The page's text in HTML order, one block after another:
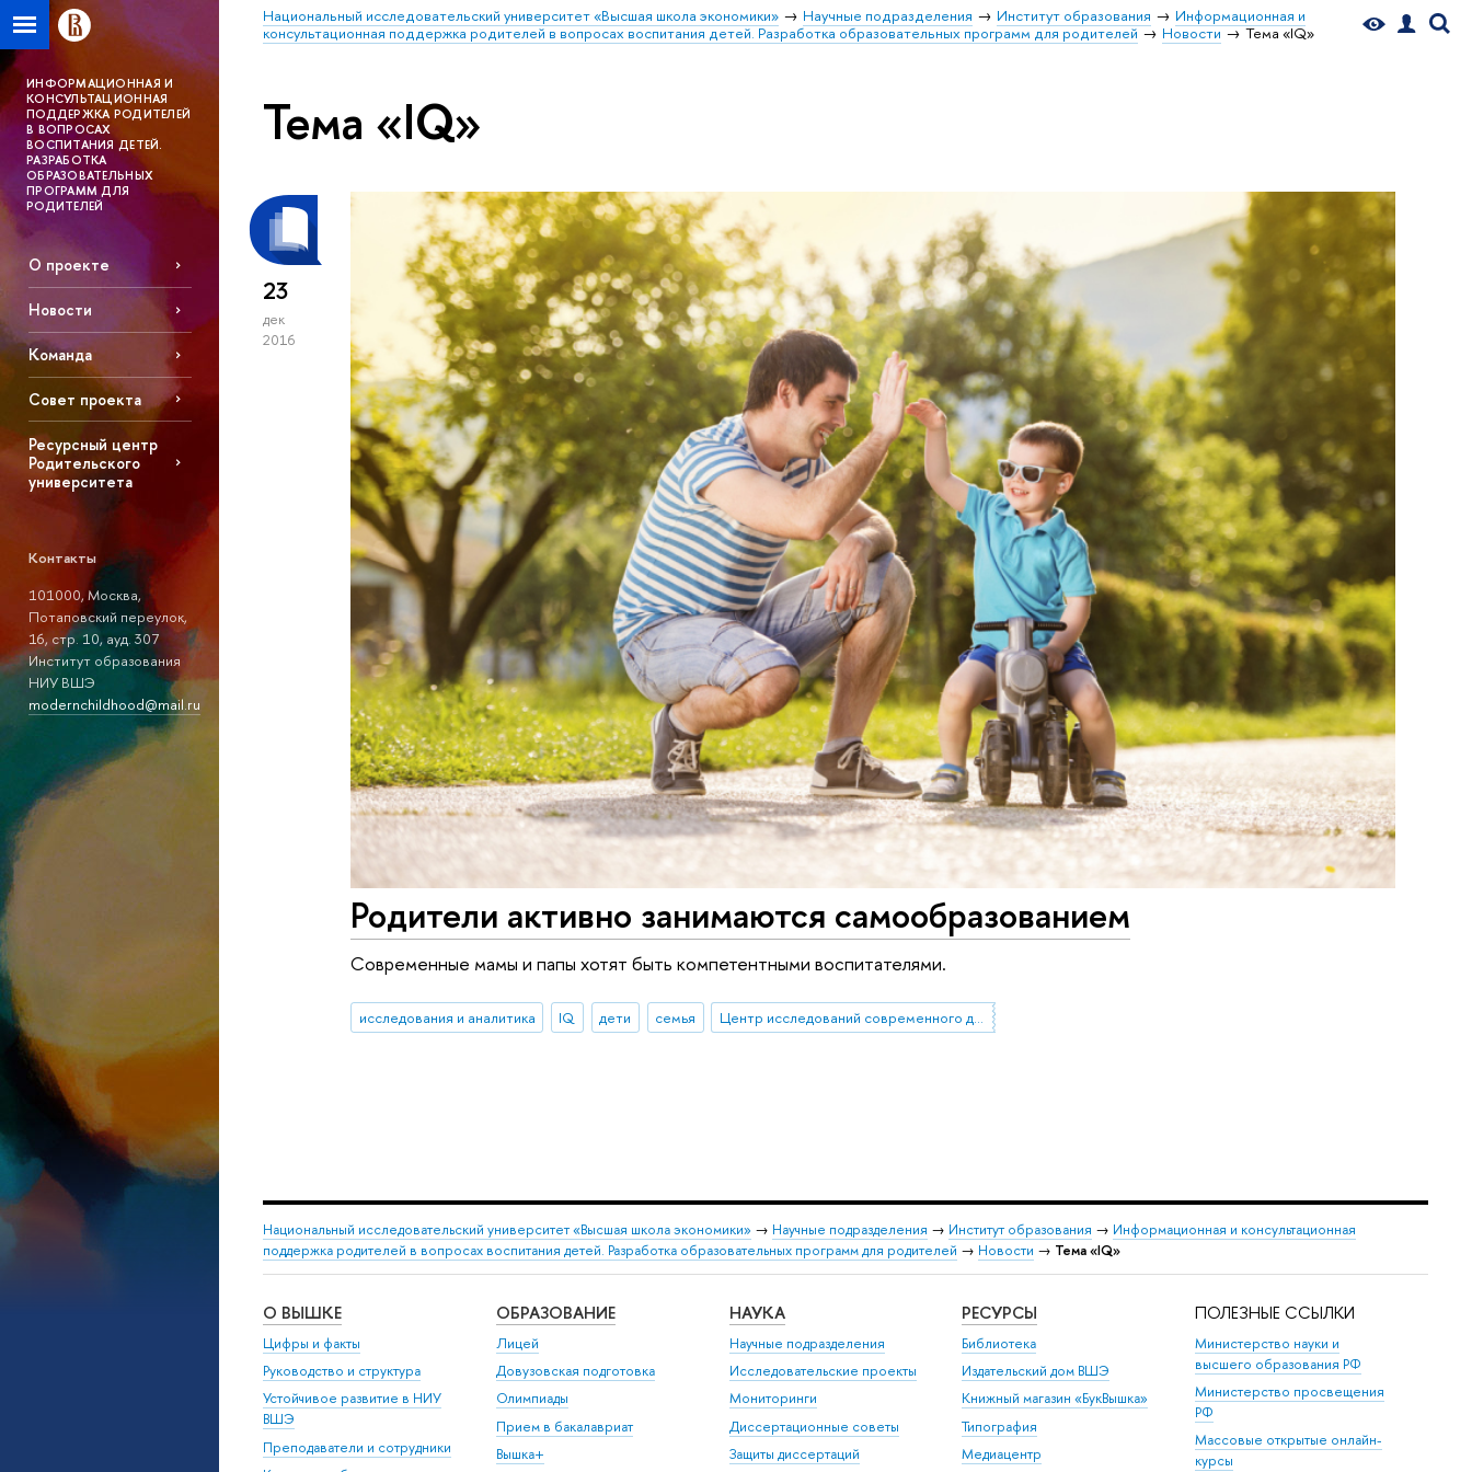
Национальный исследовательский университет «Высшая школа экономики» Научные подразделения Институт образования
Информационная и
консультационная поддержка родителей в вопросах воспитания детей. Разработка образовательных программ для родителей
Новости Тема «IQ»
ИНФОРМАЦИОННАЯ И
КОНСУЛЬТАЦИОННАЯ
ПОДДЕРЖКА РОДИТЕЛЕЙ
В ВОПРОСАХ
ВОСПИТАНИЯ ДЕТЕЙ.
РАЗРАБОТКА
ОБРАЗОВАТЕЛЬНЫХ
ПРОГРАММ ДЛЯ
РОДИТЕЛЕЙ
О проекте
Новости
Команда
Совет проекта
Ресурсный центр
Родительского
университета
Контакты
101000, Москва,
Потаповский переулок,
16, стр. 10, ауд. 307
Институт образования
НИУ ВШЭ
modernchildhood@mail.ru
Тема «IQ»
23
дек
2016
Родители активно занимаются самообразованием
Современные мамы и папы хотят быть компетентными воспитателями.
исследования и аналитика IQ дети семья Центр исследований современного детства
Национальный исследовательский университет «Высшая школа экономики» → Научные подразделения → Институт образования → Информационная и консультационная
поддержка родителей в вопросах воспитания детей. Разработка образовательных программ для родителей → Новости → Тема «IQ»
О ВЫШКЕ
Цифры и факты
Руководство и структура
Устойчивое развитие в НИУ
ВШЭ
Преподаватели и сотрудники
ОБРАЗОВАНИЕ
Лицей
Довузовская подготовка
Олимпиады
Прием в бакалавриат
Вышка+
НАУКА
Научные подразделения
Исследовательские проекты
Мониторинги
Диссертационные советы
Защиты диссертаций
РЕСУРСЫ
Библиотека
Издательский дом ВШЭ
Книжный магазин «БукВышка»
Типография
Медиацентр
ПОЛЕЗНЫЕ ССЫЛКИ
Министерство науки и
высшего образования РФ
Министерство просвещения
РФ
Массовые открытые онлайн-
курсы